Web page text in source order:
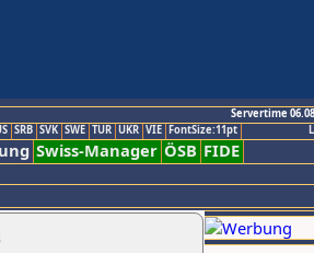
Servertime
SRB SVK SWE TUR UKR VIE FontSize:11pt
Swiss-Manager ÖSB FIDE